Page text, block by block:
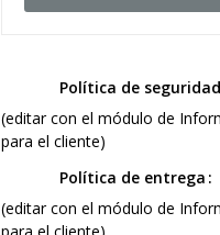
Política de seguridad
(editar con el módulo de
para el cliente)
Política de entrega
(editar con el módulo de